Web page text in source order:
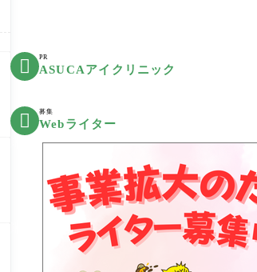
 PR
ASUCAアイクリニック
 募集
Webライター